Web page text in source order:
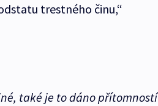
trestného činu,“
také je to dáno přítomností